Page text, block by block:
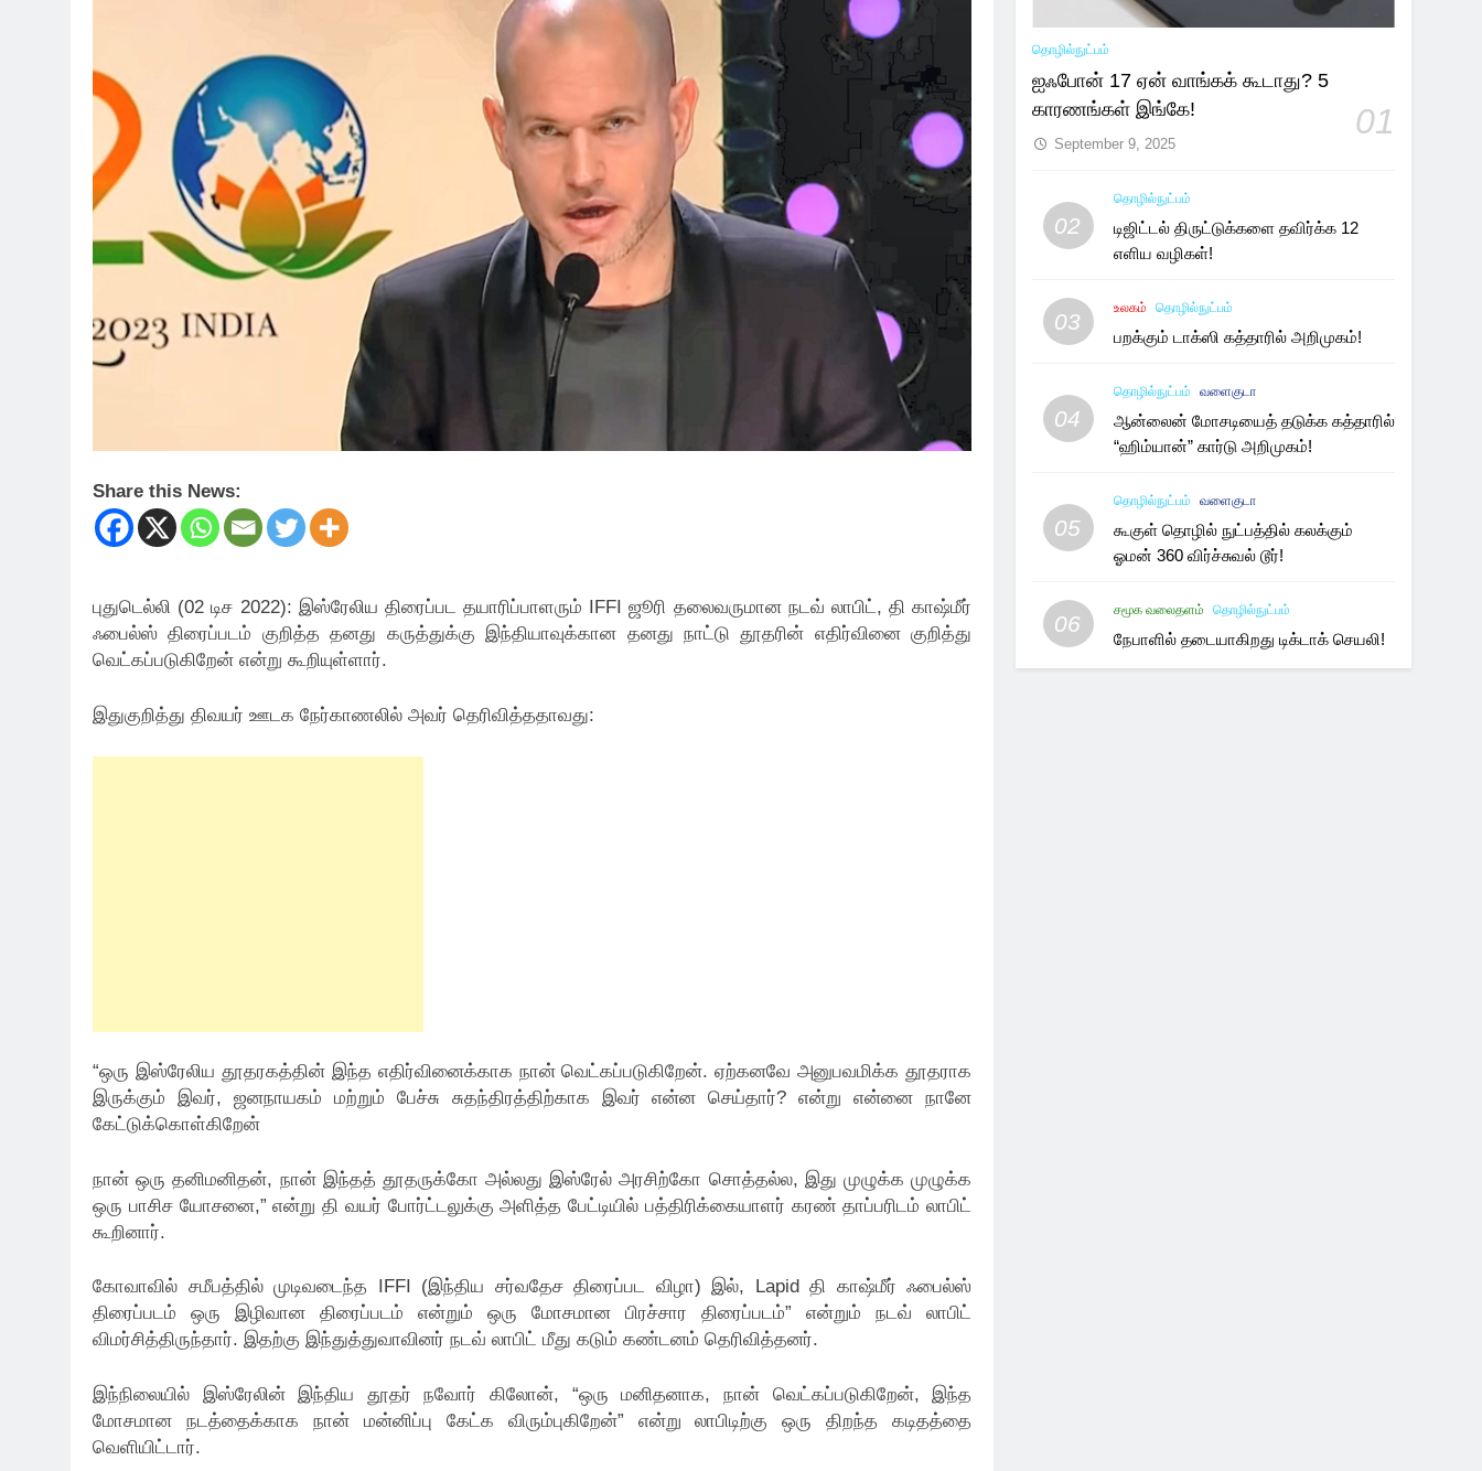
Share this News:
புதுடெல்லி (02 டிச 2022): இஸ்ரேலிய திரைப்பட தயாரிப்பாளரும் IFFI ஜூரி தலைவருமான நடவ் லாபிட், தி காஷ்மீர்
ஃபைல்ஸ் திரைப்படம் குறித்த தனது கருத்துக்கு இந்தியாவுக்கான தனது நாட்டு தூதரின் எதிர்வினை குறித்து
வெட்கப்படுகிறேன் என்று கூறியுள்ளார்.
இதுகுறித்து திவயர் ஊடக நேர்காணலில் அவர் தெரிவித்ததாவது:
“ஒரு இஸ்ரேலிய தூதரகத்தின் இந்த எதிர்வினைக்காக நான் வெட்கப்படுகிறேன். ஏற்கனவே அனுபவமிக்க தூதராக
இருக்கும் இவர், ஜனநாயகம் மற்றும் பேச்சு சுதந்திரத்திற்காக இவர் என்ன செய்தார்? என்று என்னை நானே
கேட்டுக்கொள்கிறேன்
நான் ஒரு தனிமனிதன், நான் இந்தத் தூதருக்கோ அல்லது இஸ்ரேல் அரசிற்கோ சொத்தல்ல, இது முழுக்க முழுக்க
ஒரு பாசிச யோசனை,” என்று தி வயர் போர்ட்டலுக்கு அளித்த பேட்டியில் பத்திரிக்கையாளர் கரண் தாப்பரிடம் லாபிட்
கூறினார்.
கோவாவில் சமீபத்தில் முடிவடைந்த IFFI (இந்திய சர்வதேச திரைப்பட விழா) இல், Lapid தி காஷ்மீர் ஃபைல்ஸ்
திரைப்படம் ஒரு இழிவான திரைப்படம் என்றும் ஒரு மோசமான பிரச்சார திரைப்படம்” என்றும் நடவ் லாபிட்
விமர்சித்திருந்தார். இதற்கு இந்துத்துவாவினர் நடவ் லாபிட் மீது கடும் கண்டனம் தெரிவித்தனர்.
இந்நிலையில் இஸ்ரேலின் இந்திய தூதர் நவோர் கிலோன், “ஒரு மனிதனாக, நான் வெட்கப்படுகிறேன், இந்த
மோசமான நடத்தைக்காக நான் மன்னிப்பு கேட்க விரும்புகிறேன்” என்று லாபிடிற்கு ஒரு திறந்த கடிதத்தை
வெளியிட்டார்.
தொழில்நுட்பம்
ஐஃபோன் 17 ஏன் வாங்கக் கூடாது? 5
காரணங்கள் இங்கே!
01
September 9, 2025
02
தொழில்நுட்பம்
டிஜிட்டல் திருட்டுக்களை தவிர்க்க 12
எளிய வழிகள்!
03
உலகம் தொழில்நுட்பம்
பறக்கும் டாக்ஸி கத்தாரில் அறிமுகம்!
04
தொழில்நுட்பம் வளைகுடா
ஆன்லைன் மோசடியைத் தடுக்க கத்தாரில்
“ஹிம்யான்” கார்டு அறிமுகம்!
05
தொழில்நுட்பம் வளைகுடா
கூகுள் தொழில் நுட்பத்தில் கலக்கும்
ஓமன் 360 விர்ச்சுவல் டூர்!
06
சமூக வலைதளம் தொழில்நுட்பம்
நேபாளில் தடையாகிறது டிக்டாக் செயலி!